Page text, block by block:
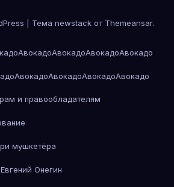
Тема newstack от Themeansar.
АвокадоАвокадоАвокадоАвокадо
АвокадоАвокадоАвокадоАвокадо
и правообладателям
мушкетёра
Онегин